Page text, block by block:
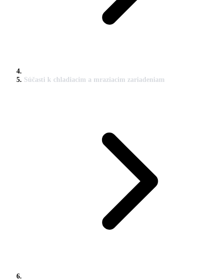
Súčasti k chladiacim a mraziacim zariadeniam